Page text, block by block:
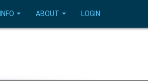
INFO ABOUT LOGIN